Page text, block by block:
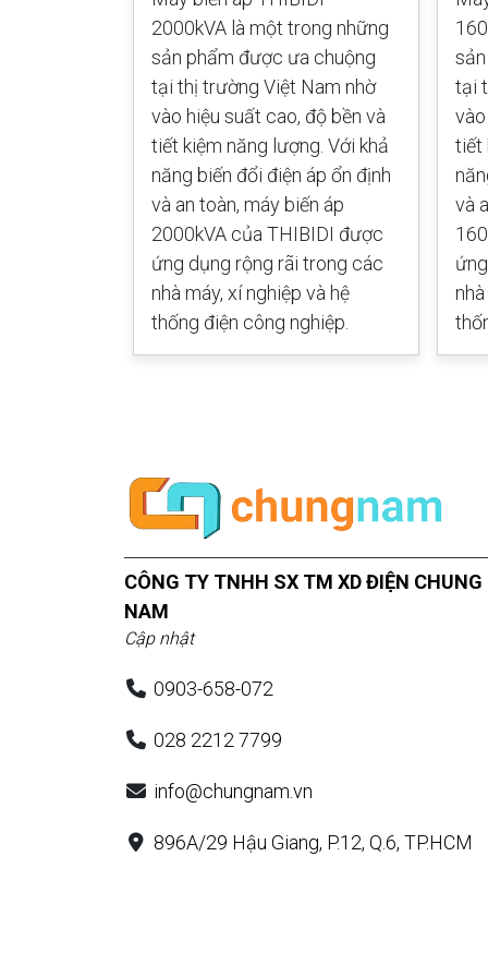
2000kVA là một trong những
sản phẩm được ưa chuộng
tại thị trường Việt Nam nhờ
vào hiệu suất cao, độ bền và
tiết kiệm năng lượng. Với khả
năng biến đổi điện áp ổn định
và an toàn, máy biến áp
2000kVA của THIBIDI được
ứng dụng rộng rãi trong các
nhà máy, xí nghiệp và hệ
thống điện công nghiệp.
tại
tiết
và
CÔNG TY TNHH SX TM XD ĐIỆN CHUNG
NAM
Cập nhật
0903-658-072
028 2212 7799
info@chungnam.vn
896A/29 Hậu Giang, P.12, Q.6, TP.HCM